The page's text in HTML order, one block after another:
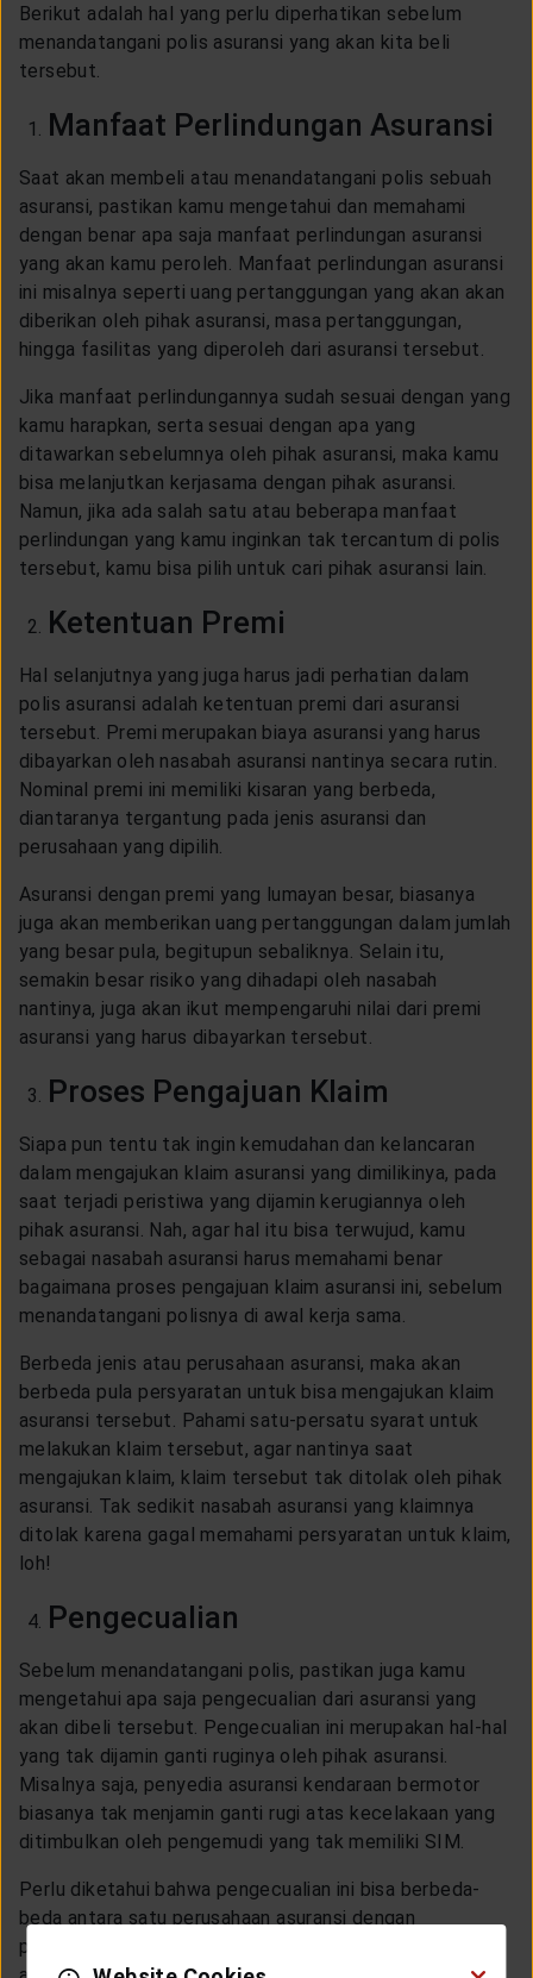
Berikut adalah hal yang perlu diperhatikan sebelum
menandatangani polis asuransi yang akan kita beli
tersebut.
Manfaat Perlindungan Asuransi
Saat akan membeli atau menandatangani polis sebuah
asuransi, pastikan kamu mengetahui dan memahami
dengan benar apa saja manfaat perlindungan asuransi
yang akan kamu peroleh. Manfaat perlindungan asuransi
ini misalnya seperti uang pertanggungan yang akan akan
diberikan oleh pihak asuransi, masa pertanggungan,
hingga fasilitas yang diperoleh dari asuransi tersebut.
Jika manfaat perlindungannya sudah sesuai dengan yang
kamu harapkan, serta sesuai dengan apa yang
ditawarkan sebelumnya oleh pihak asuransi, maka kamu
bisa melanjutkan kerjasama dengan pihak asuransi.
Namun, jika ada salah satu atau beberapa manfaat
perlindungan yang kamu inginkan tak tercantum di polis
tersebut, kamu bisa pilih untuk cari pihak asuransi lain.
Ketentuan Premi
Hal selanjutnya yang juga harus jadi perhatian dalam
polis asuransi adalah ketentuan premi dari asuransi
tersebut. Premi merupakan biaya asuransi yang harus
dibayarkan oleh nasabah asuransi nantinya secara rutin.
Nominal premi ini memiliki kisaran yang berbeda,
diantaranya tergantung pada jenis asuransi dan
perusahaan yang dipilih.
Asuransi dengan premi yang lumayan besar, biasanya
juga akan memberikan uang pertanggungan dalam jumlah
yang besar pula, begitupun sebaliknya. Selain itu,
semakin besar risiko yang dihadapi oleh nasabah
nantinya, juga akan ikut mempengaruhi nilai dari premi
asuransi yang harus dibayarkan tersebut.
Proses Pengajuan Klaim
Siapa pun tentu tak ingin kemudahan dan kelancaran
dalam mengajukan klaim asuransi yang dimilikinya, pada
saat terjadi peristiwa yang dijamin kerugiannya oleh
pihak asuransi. Nah, agar hal itu bisa terwujud, kamu
sebagai nasabah asuransi harus memahami benar
bagaimana proses pengajuan klaim asuransi ini, sebelum
menandatangani polisnya di awal kerja sama.
Berbeda jenis atau perusahaan asuransi, maka akan
berbeda pula persyaratan untuk bisa mengajukan klaim
asuransi tersebut. Pahami satu-persatu syarat untuk
melakukan klaim tersebut, agar nantinya saat
mengajukan klaim, klaim tersebut tak ditolak oleh pihak
asuransi. Tak sedikit nasabah asuransi yang klaimnya
ditolak karena gagal memahami persyaratan untuk klaim,
loh!
Pengecualian
Sebelum menandatangani polis, pastikan juga kamu
mengetahui apa saja pengecualian dari asuransi yang
akan dibeli tersebut. Pengecualian ini merupakan hal-hal
yang tak dijamin ganti ruginya oleh pihak asuransi.
Misalnya saja, penyedia asuransi kendaraan bermotor
biasanya tak menjamin ganti rugi atas kecelakaan yang
ditimbulkan oleh pengemudi yang tak memiliki SIM.
Perlu diketahui bahwa pengecualian ini bisa berbeda-
beda antara satu perusahaan asuransi dengan
perusahaan asuransi lainnya. Oleh sebab itu, belilah